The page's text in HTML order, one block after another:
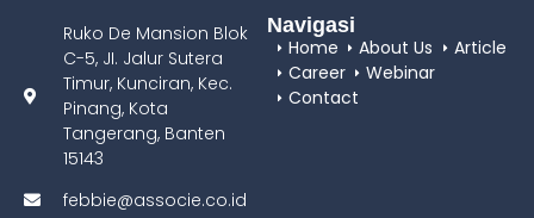
Ruko De Mansion Blok
C-5, JI. Jalur Sutera
Timur, Kunciran, Kec.
Pinang, Kota
Tangerang, Banten
15143
febbie@associe.co.id
Navigasi
Home
About Us
Article
Career
Webinar
Contact